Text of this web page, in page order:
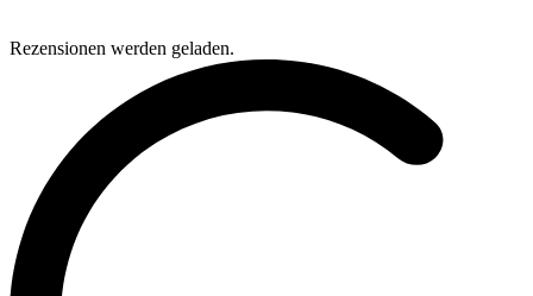
Rezensionen werden geladen.